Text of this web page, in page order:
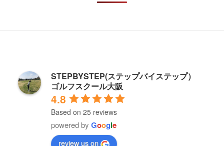
STEPBYSTEP(ステップバイステップ）
ゴルフスクール大阪
4.8
Based on 25 reviews
powered by Google
review us on